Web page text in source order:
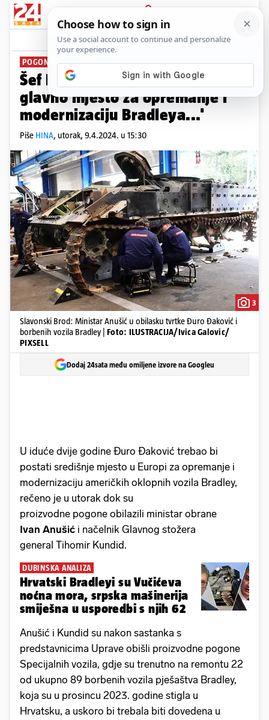
PRIJAVA
News Komentari
POGONE OBIŠLI ANUŠIĆ I KUNDID
Šef Dure Đakovića: 'Bit ćemo
glavno mjesto za opremanje i
modernizaciju Bradleya...'
Piše HINA, utorak, 9.4.2024. u 15:30
3
Slavonski Brod: Ministar Anušić u obilasku tvrtke Đuro Đaković i
borbenih vozila Bradley | Foto: ILUSTRACIJA/Ivica Galovic/
PIXSELL
Dodaj 24sata među omiljene izvore na Googleu
U iduće dvije godine Đuro Đaković trebao bi
postati središnje mjesto u Europi za opremanje i
modernizaciju američkih oklopnih vozila Bradley,
rečeno je u utorak dok su
proizvodne pogone obilazili ministar obrane
Ivan Anušić i načelnik Glavnog stožera
general Tihomir Kundid.
DUBINSKA ANALIZA
Hrvatski Bradleyi su Vučićeva
noćna mora, srpska mašinerija
smiješna u usporedbi s njih 62
Anušić i Kundid su nakon sastanka s
predstavnicima Uprave obišli proizvodne pogone
Specijalnih vozila, gdje su trenutno na remontu 22
od ukupno 89 borbenih vozila pješaštva Bradley,
koja su u prosincu 2023. godine stigla u
Hrvatsku, a uskoro bi trebala biti dovedena u